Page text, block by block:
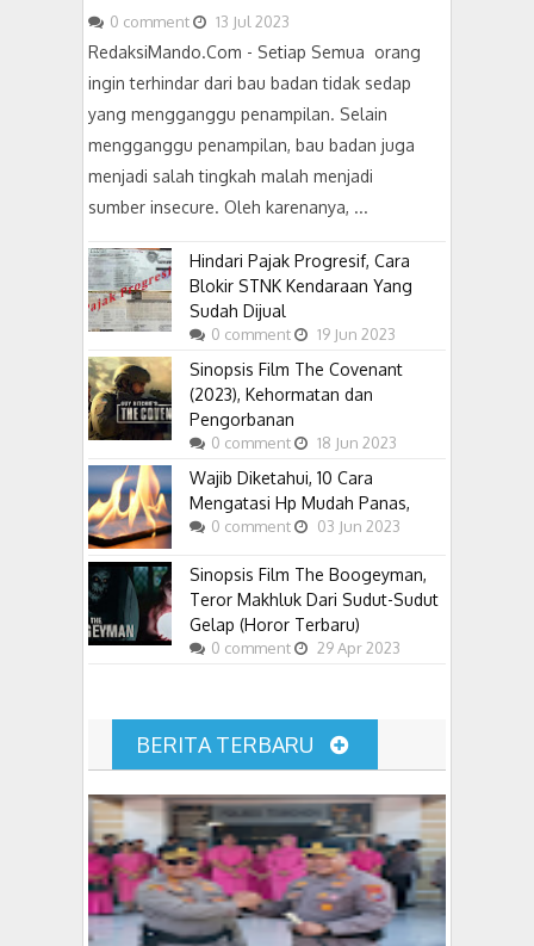
0 comment 13 Jul 2023
RedaksiMando.Com - Setiap Semua orang
ingin terhindar dari bau badan tidak sedap
yang mengganggu penampilan. Selain
mengganggu penampilan, bau badan juga
menjadi salah tingkah malah menjadi
sumber insecure. Oleh karenanya, ...
Hindari Pajak Progresif, Cara
Blokir STNK Kendaraan Yang
Sudah Dijual
0 comment 19 Jun 2023
Sinopsis Film The Covenant
(2023), Kehormatan dan
Pengorbanan
0 comment 18 Jun 2023
Wajib Diketahui, 10 Cara
Mengatasi Hp Mudah Panas,
0 comment 03 Jun 2023
Sinopsis Film The Boogeyman,
Teror Makhluk Dari Sudut-Sudut
Gelap (Horor Terbaru)
0 comment 29Apr2023
BERITA TERBARU